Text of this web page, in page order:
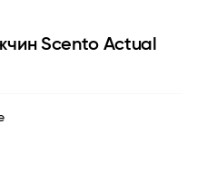
Scento Actual